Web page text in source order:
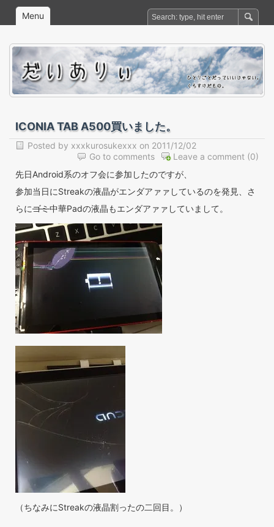
Menu
ICONIA TAB A500買いました。
Posted by xxxkurosukexxx on 2011/12/02
Leave a comment (0)
Go to comments
先日Android系のオフ会に参加したのですが、
参加当日にStreakの液晶がエンダアァァしているのを発見、さ
らにゴミ中華Padの液晶もエンダアァァしていまして。
（ちなみにStreakの液晶割ったの二回目。）